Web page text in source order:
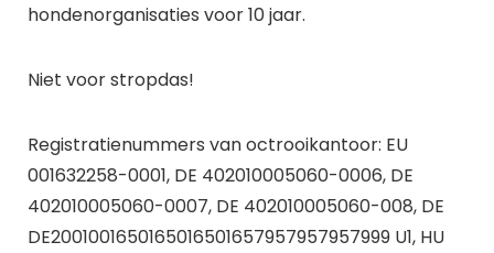
hondenorganisaties voor 10 jaar.
Niet voor stropdas!
Registratienummers van octrooikantoor: EU
001632258-0001, DE 402010005060-0006, DE
402010005060-0007, DE 402010005060-008, DE
DE2001001650165016501657957957957999 U1, HU